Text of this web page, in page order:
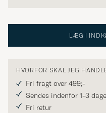
LÆG I
HVORFOR SKAL JEG
Fri fragt over 499;-
Sendes indenfor 1-3 dage
Fri retur